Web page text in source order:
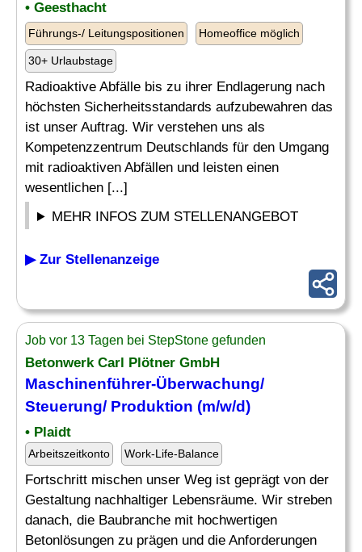
• Geesthacht
Führungs-/ Leitungspositionen Homeoffice möglich
30+ Urlaubstage
Radioaktive Abfälle bis zu ihrer Endlagerung nach
höchsten Sicherheitsstandards aufzubewahren das
ist unser Auftrag. Wir verstehen uns als
Kompetenzzentrum Deutschlands für den Umgang
mit radioaktiven Abfällen und leisten einen
wesentlichen [...]
MEHR INFOS ZUM STELLENANGEBOT
▶ Zur Stellenanzeige
Job vor 13 Tagen bei StepStone gefunden
Betonwerk Carl Plötner GmbH
Maschinenführer-Überwachung/
Steuerung/ Produktion (m/w/d)
• Plaidt
Arbeitszeitkonto Work-Life-Balance
Fortschritt mischen unser Weg ist geprägt von der
Gestaltung nachhaltiger Lebensräume. Wir streben
danach, die Baubranche mit hochwertigen
Betonlösungen zu prägen und die Anforderungen